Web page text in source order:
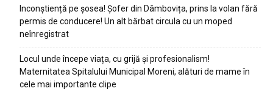
Inconștiență pe șosea! Șofer din Dâmbovița, prins la volan fără
permis de conducere! Un alt bărbat circula cu un moped
neînregistrat
Locul unde începe viața, cu grijă și profesionalism!
Maternitatea Spitalului Municipal Moreni, alături de mame în
cele mai importante clipe